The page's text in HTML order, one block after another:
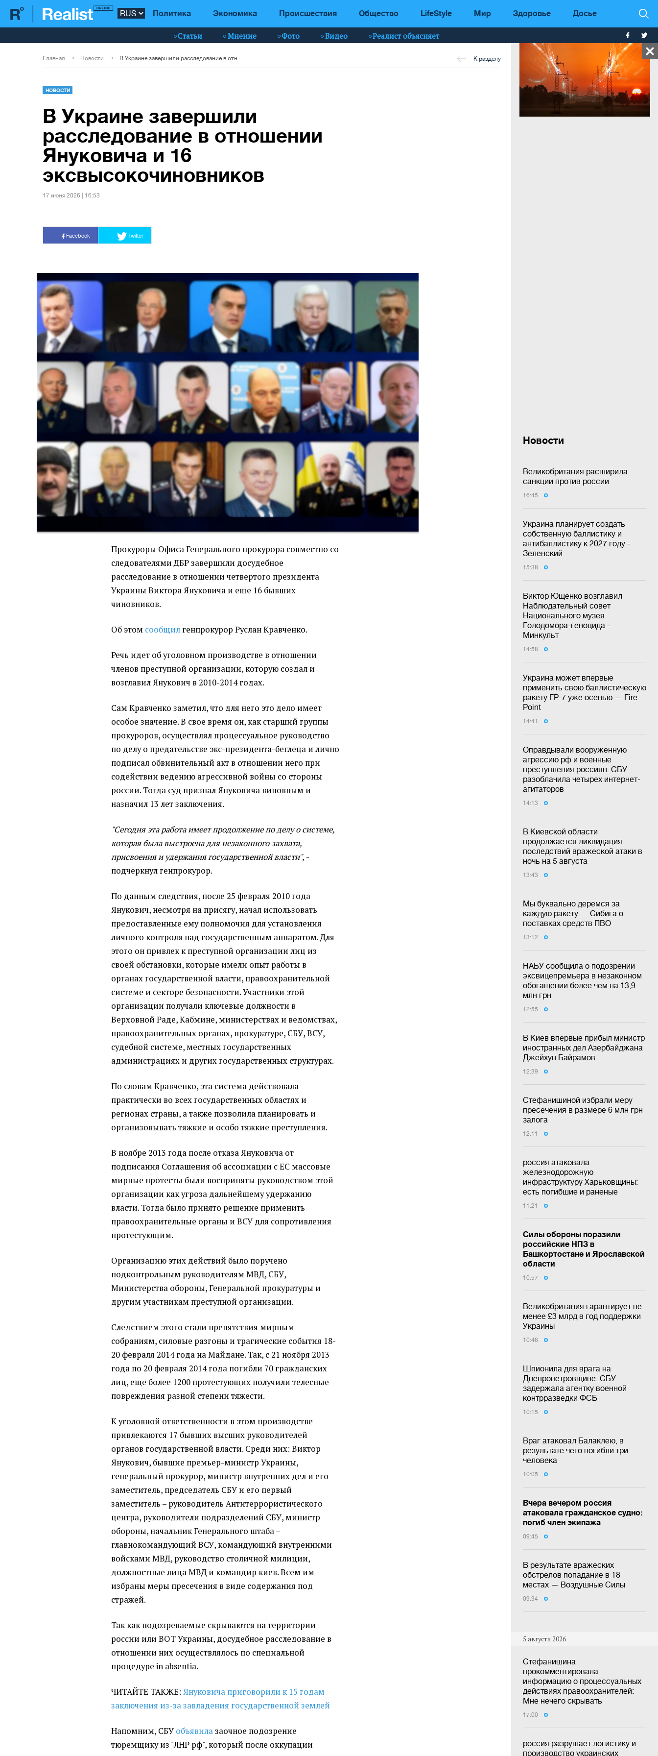
Политика Экономика Происшествия Общество LifeStyle Мир Здоровье Досье
Статьи Мнение Фото Видео Реалист объясняет
Новости
Великобритания расширила
санкции против россии
16:45
Украина планирует создать
собственную баллистику и
антибаллистику к 2027 году -
Зеленский
15:38
Виктор Ющенко возглавил
Наблюдательный совет
Национального музея
Голодомора-геноцида -
Минкульт
14:58
Украина может впервые
применить свою баллистическую
ракету FP-7 уже осенью — Fire
Point
14:41
Оправдывали вооруженную
агрессию рф и военные
преступления россиян: СБУ
разоблачила четырех интернет-
агитаторов
14:13
В Киевской области
продолжается ликвидация
последствий вражеской атаки в
ночь на 5 августа
13:43
Мы буквально деремся за
каждую ракету — Сибига о
поставках средств ПВО
13:12
НАБУ сообщила о подозрении
эксвицепремьера в незаконном
обогащении более чем на 13,9
млн грн
12:55
В Киев впервые прибыл министр
иностранных дел Азербайджана
Джейхун Байрамов
12:39
Стефанишиной избрали меру
пресечения в размере 6 млн грн
залога
12:11
россия атаковала
железнодорожную
инфраструктуру Харьковщины:
есть погибшие и раненые
11:21
Силы обороны поразили
российские НПЗ в
Башкортостане и Ярославской
области
10:57
Великобритания гарантирует не
менее £3 млрд в год поддержки
Украины
10:48
Шпионила для врага на
Днепропетровщине: СБУ
задержала агентку военной
контрразведки ФСБ
10:15
Враг атаковал Балаклею, в
результате чего погибли три
человека
10:05
Вчера вечером россия
атаковала гражданское судно:
погиб член экипажа
09:45
В результате вражеских
обстрелов попадание в 18
местах — Воздушные Силы
09:34
5 августа 2026
Стефанишина
прокомментировала
информацию о процессуальных
действиях правоохранителей:
Мне нечего скрывать
17:00
россия разрушает логистику и
производство украинских
Главная Новости К разделу
НОВОСТИ
В Украине завершили
расследование в отношении
Януковича и 16
эксвысокочиновников
17 июня 2026 | 16:53
Facebook Twitter
Прокуроры Офиса Генерального прокурора совместно со
следователями ДБР завершили досудебное
расследование в отношении четвертого президента
Украины Виктора Януковича и еще 16 бывших
чиновников.
Об этом сообщил генпрокурор Руслан Кравченко.
Речь идет об уголовном производстве в отношении
членов преступной организации, которую создал и
возглавил Янукович в 2010-2014 годах.
Сам Кравченко заметил, что для него это дело имеет
особое значение. В свое время он, как старший группы
прокуроров, осуществлял процессуальное руководство
по делу о предательстве экс-президента-беглеца и лично
подписал обвинительный акт в отношении него при
содействии ведению агрессивной войны со стороны
россии. Тогда суд признал Януковича виновным и
назначил 13 лет заключения.
"Сегодня эта работа имеет продолжение по делу о системе,
которая была выстроена для незаконного захвата,
присвоения и удержания государственной власти", -
подчеркнул генпрокурор.
По данным следствия, после 25 февраля 2010 года
Янукович, несмотря на присягу, начал использовать
предоставленные ему полномочия для установления
личного контроля над государственным аппаратом. Для
этого он привлек к преступной организации лиц из
своей обстановки, которые имели опыт работы в
органах государственной власти, правоохранительной
системе и секторе безопасности. Участники этой
организации получали ключевые должности в
Верховной Раде, Кабмине, министерствах и ведомствах,
правоохранительных органах, прокуратуре, СБУ, ВСУ,
судебной системе, местных государственных
администрациях и других государственных структурах.
По словам Кравченко, эта система действовала
практически во всех государственных областях и
регионах страны, а также позволила планировать и
организовывать тяжкие и особо тяжкие преступления.
В ноябре 2013 года после отказа Януковича от
подписания Соглашения об ассоциации с ЕС массовые
мирные протесты были восприняты руководством этой
организации как угроза дальнейшему удержанию
власти. Тогда было принято решение применить
правоохранительные органы и ВСУ для сопротивления
протестующим.
Организацию этих действий было поручено
подконтрольным руководителям МВД, СБУ,
Министерства обороны, Генеральной прокуратуры и
другим участникам преступной организации.
Следствием этого стали препятствия мирным
собраниям, силовые разгоны и трагические события 18-
20 февраля 2014 года на Майдане. Так, с 21 ноября 2013
года по 20 февраля 2014 года погибли 70 гражданских
лиц, еще более 1200 протестующих получили телесные
повреждения разной степени тяжести.
К уголовной ответственности в этом производстве
привлекаются 17 бывших высших руководителей
органов государственной власти. Среди них: Виктор
Янукович, бывшие премьер-министр Украины,
генеральный прокурор, министр внутренних дел и его
заместитель, председатель СБУ и его первый
заместитель – руководитель Антитеррористического
центра, руководители подразделений СБУ, министр
обороны, начальник Генерального штаба –
главнокомандующий ВСУ, командующий внутренними
войсками МВД, руководство столичной милиции,
должностные лица МВД и командир киев. Всем им
избраны меры пресечения в виде содержания под
стражей.
Так как подозреваемые скрываются на территории
россии или ВОТ Украины, досудебное расследование в
отношении них осуществлялось по специальной
процедуре in absentia.
ЧИТАЙТЕ ТАКЖЕ:Януковича приговорили к 15 годам
заключения из-за завладения государственной землей
Напомним, СБУ объявилазаочное подозрение
тюремщику из "ЛНР рф", который после оккупации